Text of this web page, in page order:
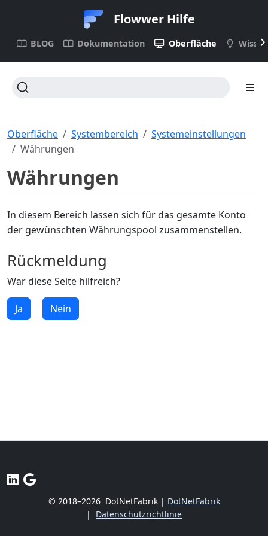
Flowwer Hilfe
BLOG Dokumentation Oberfläche
Oberfläche Systembereich
Systemeinstellungen
Währungen
Währungen
In diesem Bereich lassen sich für das gesamte Konto
der gewünschten Währungspool zusammenstellen.
Rückmeldung
War diese Seite hilfreich?
Ja Nein
© 2018–2026 DotNetFabrik | DotNetFabrik
|
Datenschutzrichtlinie